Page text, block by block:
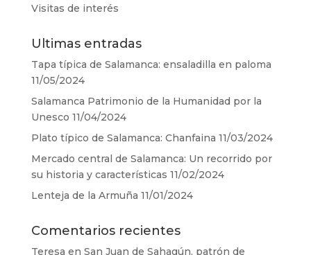
Visitas de interés
Ultimas entradas
Tapa típica de Salamanca: ensaladilla en paloma
11/05/2024
Salamanca Patrimonio de la Humanidad por la
Unesco 11/04/2024
Plato típico de Salamanca: Chanfaina 11/03/2024
Mercado central de Salamanca: Un recorrido por
su historia y características 11/02/2024
Lenteja de la Armuña 11/01/2024
Comentarios recientes
Teresa en San Juan de Sahagún, patrón de